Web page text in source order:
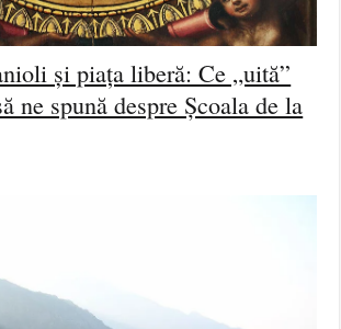
și piața liberă: Ce „uită”
ne spună despre Școala de la